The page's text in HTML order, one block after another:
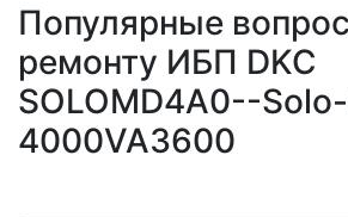
Популярные
ремонту ИБП DKC
SOLOMD4A0--
4000VA3600